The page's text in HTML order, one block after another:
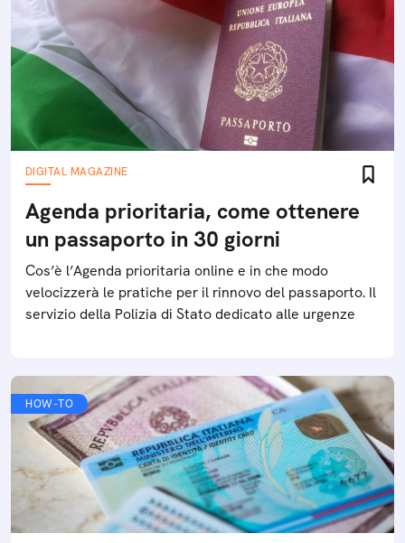
DIGITAL MAGAZINE
Agenda prioritaria, come ottenere
un passaporto in 30 giorni
Cos’è l’Agenda prioritaria online e in che modo
velocizzerà le pratiche per il rinnovo del passaporto. Il
servizio della Polizia di Stato dedicato alle urgenze
HOW-TO